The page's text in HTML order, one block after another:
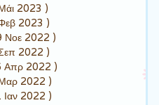
2023 )
2023 )
Νοε 2022 )
2022 )
Απρ 2022 )
2022 )
2022 )